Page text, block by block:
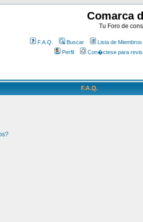
Comarca
Tu Foro de
F.A.Q. Buscar Lista de Miembros
Perfil
Con�ctese para
F.A.Q.